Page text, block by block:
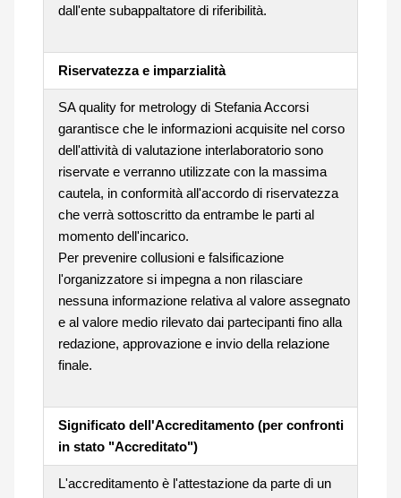
dall'ente subappaltatore di riferibilità.
Riservatezza e imparzialità
SA quality for metrology di Stefania Accorsi
garantisce che le informazioni acquisite nel corso
dell'attività di valutazione interlaboratorio sono
riservate e verranno utilizzate con la massima
cautela, in conformità all'accordo di riservatezza
che verrà sottoscritto da entrambe le parti al
momento dell'incarico.
Per prevenire collusioni e falsificazione
l'organizzatore si impegna a non rilasciare
nessuna informazione relativa al valore assegnato
e al valore medio rilevato dai partecipanti fino alla
redazione, approvazione e invio della relazione
finale.
Significato dell'Accreditamento (per confronti
in stato "Accreditato")
L'accreditamento è l'attestazione da parte di un